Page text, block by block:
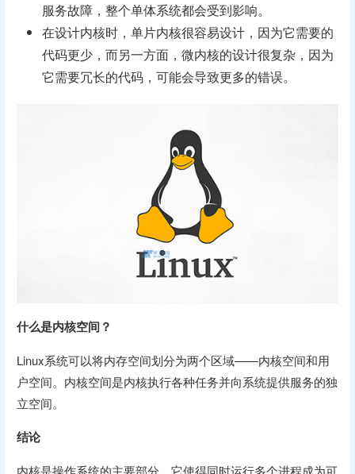
服务故障，整个单体系统都会受到影响。
在设计内核时，单片内核很容易设计，因为它需要的
代码更少，而另一方面，微内核的设计很复杂，因为
它需要冗长的代码，可能会导致更多的错误。
什么是内核空间？
Linux系统可以将内存空间划分为两个区域——内核空间和用
户空间。内核空间是内核执行各种任务并向系统提供服务的独
立空间。
结论
内核是操作系统的主要部分，它使得同时运行多个进程成为可